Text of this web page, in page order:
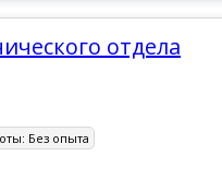
отдела
Без опыта